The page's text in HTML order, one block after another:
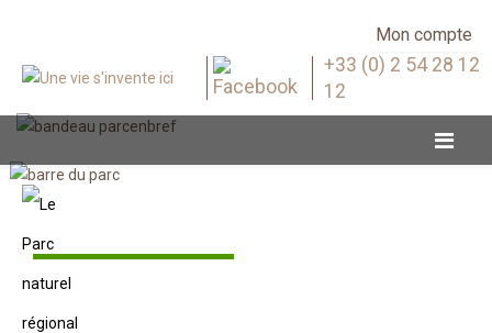
Mon compte
+33 (0) 2 54 28 12
12